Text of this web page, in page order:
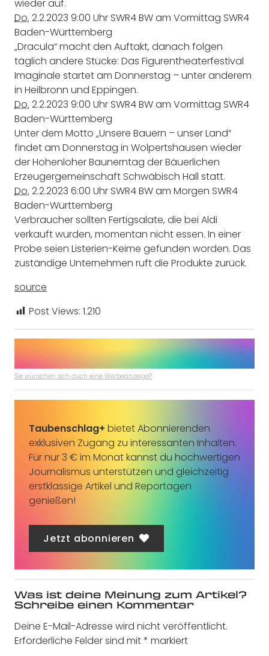
wieder auf.
Do. 2.2.2023 9:00 Uhr SWR4 BW am Vormittag SWR4
Baden-Württemberg
„Dracula“ macht den Auftakt, danach folgen
täglich andere Stücke: Das Figurentheaterfestival
Imaginale startet am Donnerstag – unter anderem
in Heilbronn und Eppingen.
Do. 2.2.2023 9:00 Uhr SWR4 BW am Vormittag SWR4
Baden-Württemberg
Unter dem Motto „Unsere Bauern – unser Land“
findet am Donnerstag in Wolpertshausen wieder
der Hohenloher Baunerntag der Bäuerlichen
Erzeugergemeinschaft Schwäbisch Hall statt.
Do. 2.2.2023 6:00 Uhr SWR4 BW am Morgen SWR4
Baden-Württemberg
Verbraucher sollten Fertigsalate, die bei Aldi
verkauft wurden, momentan nicht essen. In einer
Probe seien Listerien-Keime gefunden worden. Das
zuständige Unternehmen ruft die Produkte zurück.
source
Post Views: 1.210
Sie wünschen sich auch eine Werbeanzeige?
Taubenschlag+ bietet Abonnierenden
exklusiven Zugang zu interessanten Inhalten.
Für nur 3 € im Monat kannst du hochwertigen
Journalismus unterstützen und gleichzeitig
erstklassige Artikel und Reportagen
genießen!
Jetzt abonnieren
Was ist deine Meinung zum Artikel?
Schreibe einen Kommentar
Deine E-Mail-Adresse wird nicht veröffentlicht.
Erforderliche Felder sind mit* markiert